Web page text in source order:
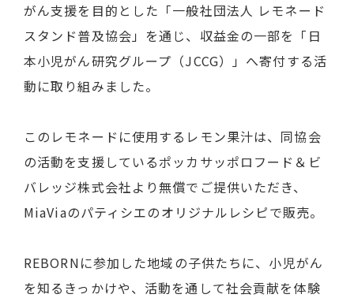
がん支援を目的とした「一般社団法人 レモネード
スタンド普及協会」を通じ、収益金の一部を「日
本小児がん研究グループ（JCCG）」へ寄付する活
動に取り組みました。
このレモネードに使用するレモン果汁は、同協会
の活動を支援しているポッカサッポロフード＆ビ
バレッジ株式会社より無償でご提供いただき、
MiaViaのパティシエのオリジナルレシピで販売。
REBORNに参加した地域の子供たちに、小児がん
を知るきっかけや、活動を通して社会貢献を体験